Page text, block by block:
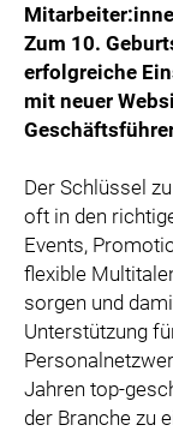
SPECIAL OLYMPICS
MEDIA
PRESSEKONTAKT
Zum 10.
erfolgreiche
mit neuer
Der Schlüssel
oft in den
Events,
flexible
sorgen und
Unterstützung
Jahren top-
der Branche zu